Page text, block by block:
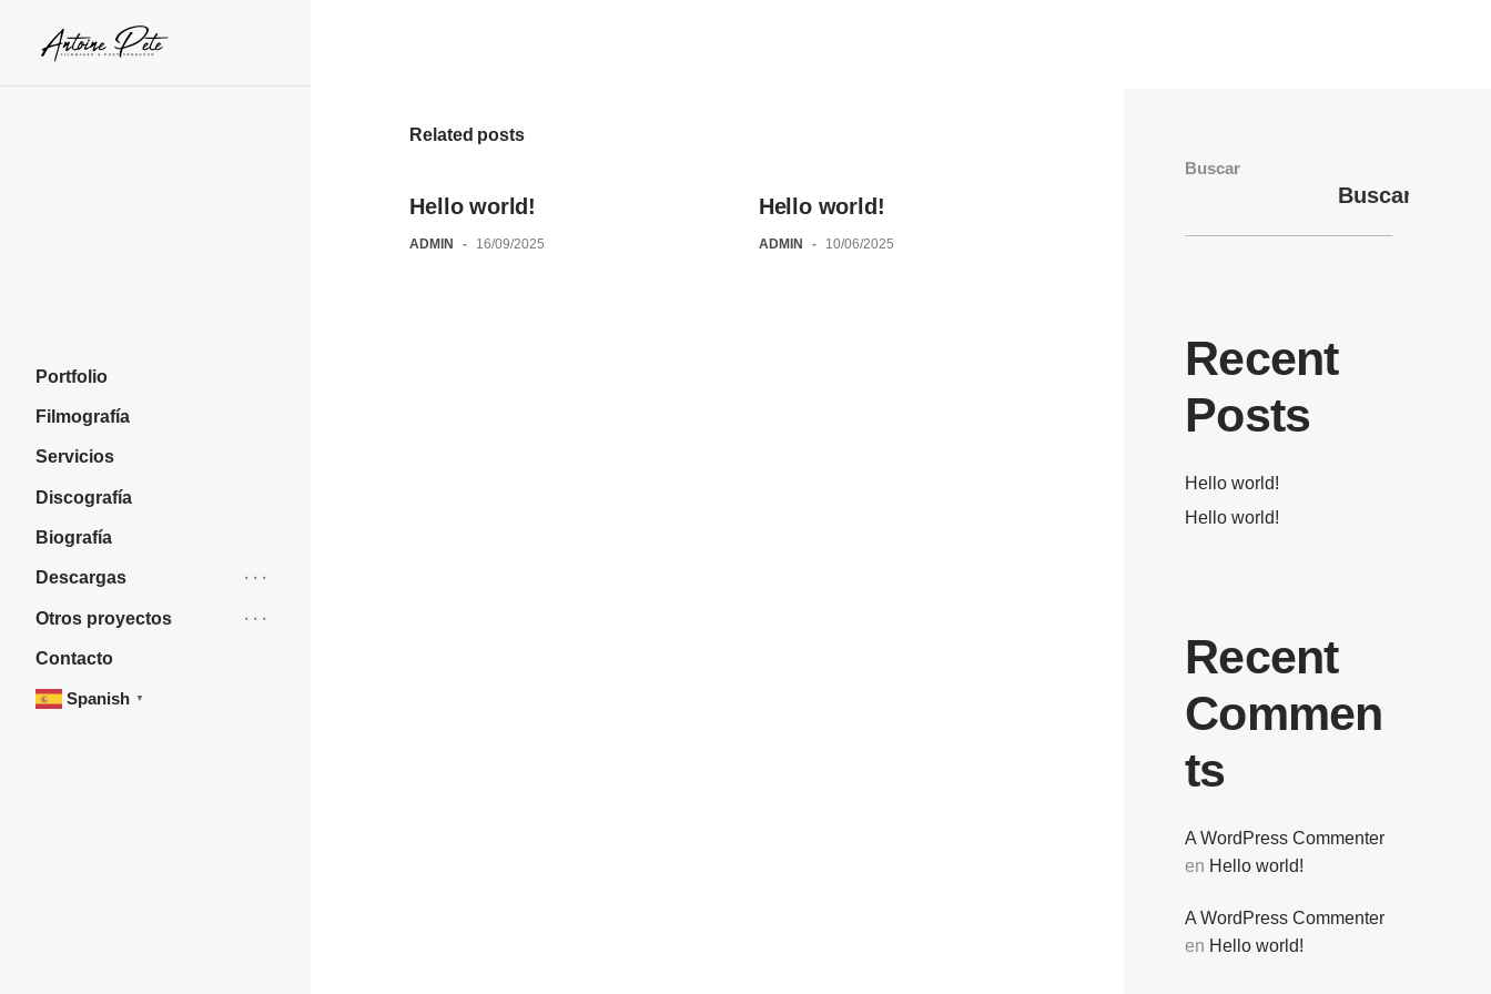
Portfolio
Filmografía
Servicios
Discografía
Biografía
Descargas
Otros proyectos
Contacto
Spanish ▼
Related posts
Hello world!
ADMIN - 16/09/2025
Hello world!
ADMIN - 10/06/2025
Buscar
Buscar
Recent
Posts
Hello world!
Hello world!
Recent
Commen
ts
A WordPress Commenter
en Hello world!
A WordPress Commenter
en Hello world!